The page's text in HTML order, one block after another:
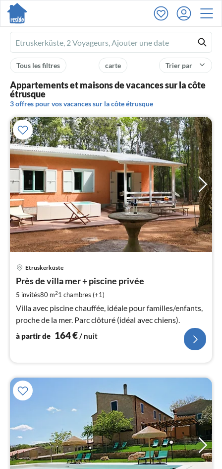
Ferienhausmiete
logo
Trier par
carte
Tous les filtres
Appartements et maisons de vacances sur la côte
étrusque
3 offres pour vos vacances sur la côte étrusque
Etruskerküste
Près de villa mer + piscine privée
5 invités80 m21 chambres (+1)
Villa avec piscine chauffée, idéale pour familles/enfants,
proche de la mer. Parc clôturé (idéal avec chiens).
à partir de 164€/ nuit